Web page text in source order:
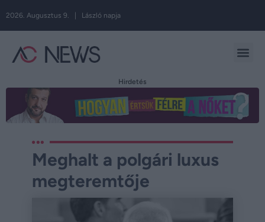
2026. Augusztus 9. | László napja
Hirdetés
Meghalt a polgári luxus
megteremtője